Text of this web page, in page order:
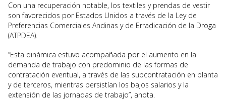
Con una recuperación notable, los textiles y prendas de vestir
son favorecidos por Estados Unidos a través de la Ley de
Preferencias Comerciales Andinas y de Erradicación de la Droga
(ATPDEA).
“Esta dinámica estuvo acompañada por el aumento en la
demanda de trabajo con predominio de las formas de
contratación eventual, a través de las subcontratación en planta
y de terceros, mientras persistían los bajos salarios y la
extensión de las jornadas de trabajo”, anota.